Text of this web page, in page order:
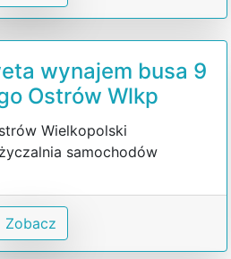
wynajem busa 9
Ostrów Wlkp
Wielkopolski
samochodów
Zobacz